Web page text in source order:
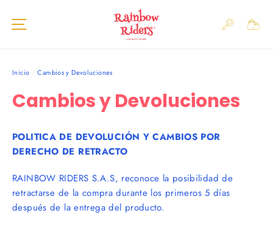
directamente
contenido
Inicio / Cambios y Devoluciones
Cambios y Devoluciones
POLITICA DE DEVOLUCIÓN Y CAMBIOS POR
DERECHO DE RETRACTO
RAINBOW RIDERS S.A.S, reconoce la posibilidad de
retractarse de la compra durante los primeros 5 días
después de la entrega del producto.